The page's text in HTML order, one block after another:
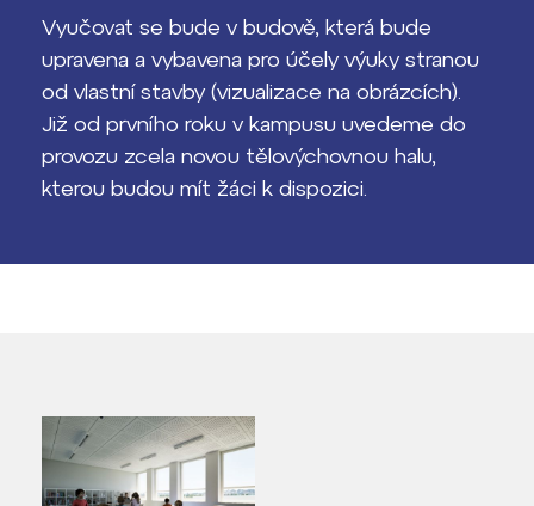
Vyučovat se bude v budově, která bude
upravena a vybavena pro účely výuky stranou
od vlastní stavby (vizualizace na obrázcích).
Již od prvního roku v kampusu uvedeme do
provozu zcela novou tělovýchovnou halu,
kterou budou mít žáci k dispozici.